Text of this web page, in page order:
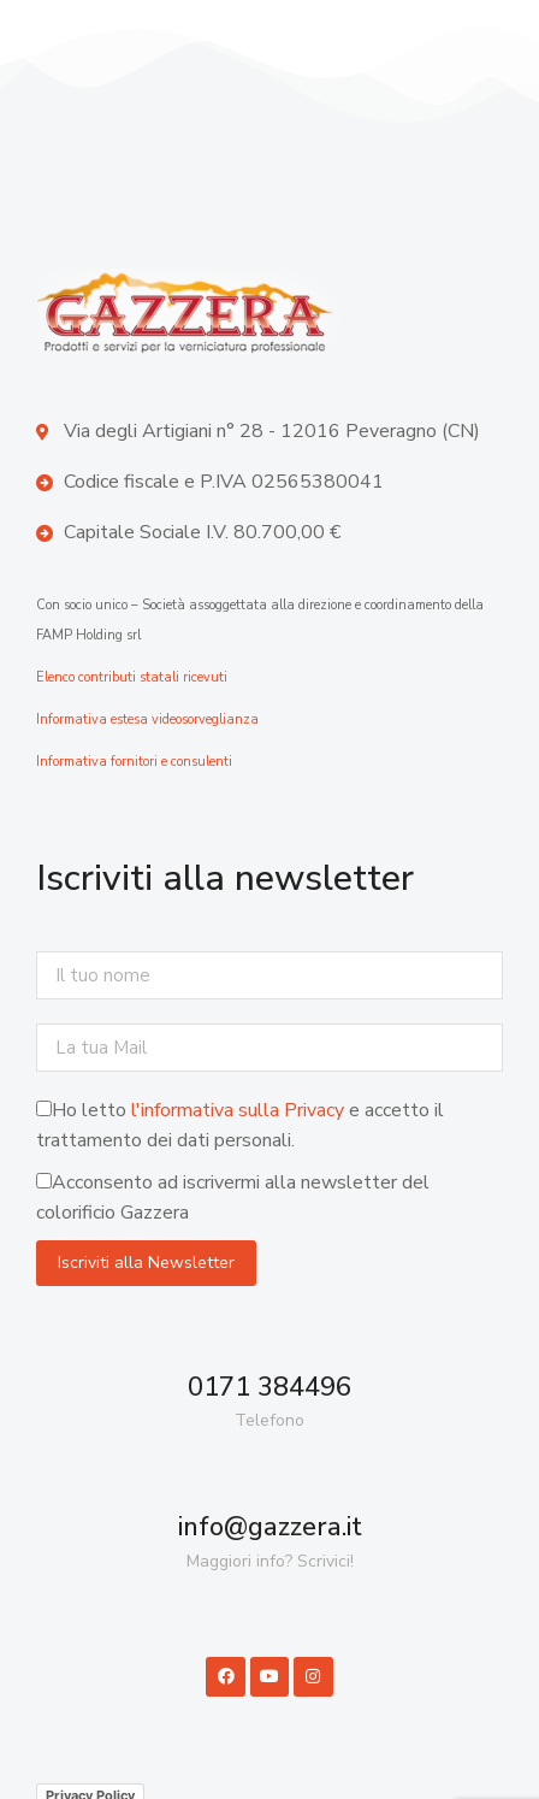
Via degli Artigiani n° 28 - 12016 Peveragno (CN)
Codice fiscale e P.IVA 02565380041
Capitale Sociale I.V. 80.700,00 €
Con socio unico – Società assoggettata alla direzione e coordinamento della
FAMP Holding srl
Elenco contributi statali ricevuti
Informativa estesa videosorveglianza
Informativa fornitori e consulenti
Iscriviti alla newsletter
Ho letto l'informativa sulla Privacye accetto il
trattamento dei dati personali.
Acconsento ad iscrivermi alla newsletter del
colorificio Gazzera
0171 384496
Telefono
info@gazzera.it
Maggiori info? Scrivici!